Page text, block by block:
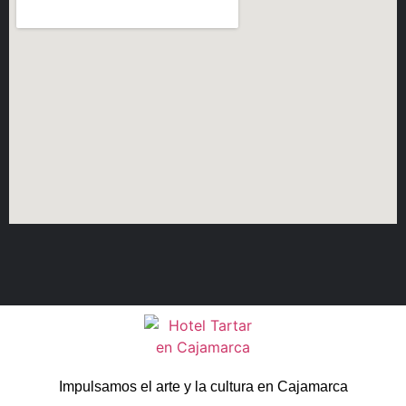
Impulsamos el arte y la cultura en Cajamarca